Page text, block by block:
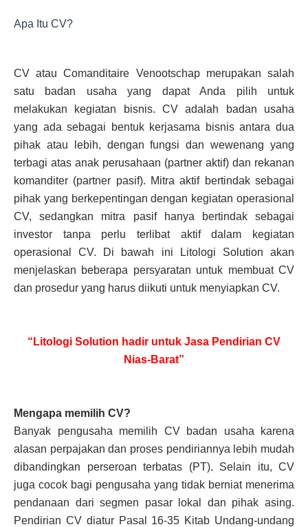
Apa Itu CV?
CV atau Comanditaire Venootschap merupakan salah
satu badan usaha yang dapat Anda pilih untuk
melakukan kegiatan bisnis. CV adalah badan usaha
yang ada sebagai bentuk kerjasama bisnis antara dua
pihak atau lebih, dengan fungsi dan wewenang yang
terbagi atas anak perusahaan (partner aktif) dan rekanan
komanditer (partner pasif). Mitra aktif bertindak sebagai
pihak yang berkepentingan dengan kegiatan operasional
CV, sedangkan mitra pasif hanya bertindak sebagai
investor tanpa perlu terlibat aktif dalam kegiatan
operasional CV. Di bawah ini Litologi Solution akan
menjelaskan beberapa persyaratan untuk membuat CV
dan prosedur yang harus diikuti untuk menyiapkan CV.
“Litologi Solution hadir untuk Jasa Pendirian CV
Nias-Barat”
Mengapa memilih CV?
Banyak pengusaha memilih CV badan usaha karena
alasan perpajakan dan proses pendiriannya lebih mudah
dibandingkan perseroan terbatas (PT). Selain itu, CV
juga cocok bagi pengusaha yang tidak berniat menerima
pendanaan dari segmen pasar lokal dan pihak asing.
Pendirian CV diatur Pasal 16-35 Kitab Undang-undang